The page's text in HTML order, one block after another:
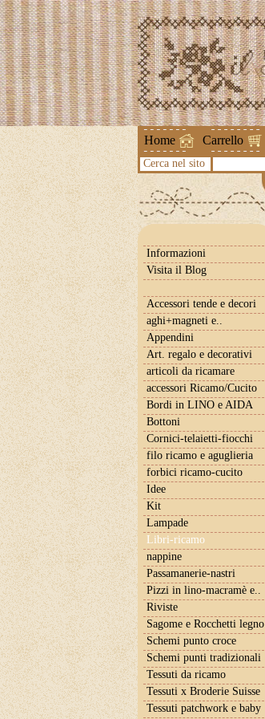
Home Carrello
Cerca nel sito
Informazioni
Visita il Blog
Accessori tende e decori
aghi+magneti e..
Appendini
Art. regalo e decorativi
articoli da ricamare
accessori Ricamo/Cucito
Bordi in LINO e AIDA
Bottoni
Cornici-telaietti-fiocchi
filo ricamo e aguglieria
forbici ricamo-cucito
Idee
Kit
Lampade
Libri-ricamo
nappine
Passamanerie-nastri
Pizzi in lino-macramè e..
Riviste
Sagome e Rocchetti legno
Schemi punto croce
Schemi punti tradizionali
Tessuti da ricamo
Tessuti x Broderie Suisse
Tessuti patchwork e baby